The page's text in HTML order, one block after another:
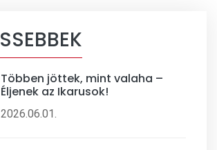
Többen jöttek, mint valaha –
Éljenek az Ikarusok!
2026.06.01.